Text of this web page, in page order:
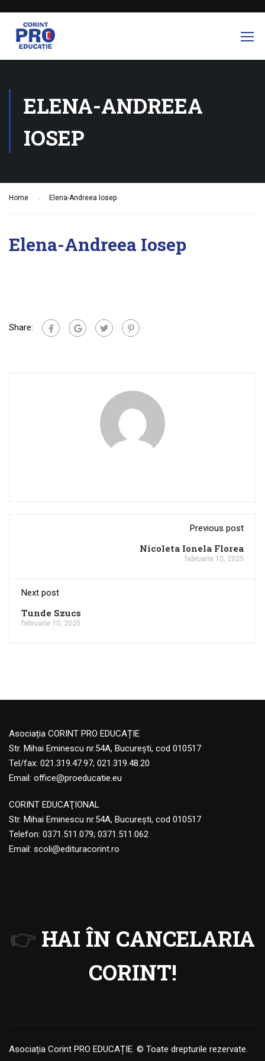
ELENA-ANDREEA
IOSEP
Home Elena-Andreea Iosep
Elena-Andreea Iosep
Share:
Previous post
Nicoleta Ionela Florea
februarie 10, 2025
Next post
Tunde Szucs
februarie 10, 2025
Asociația CORINT PRO EDUCAȚIE
Str. Mihai Eminescu nr.54A, București, cod 010517
Tel/fax: 021.319.47.97; 021.319.48.20
Email: office@proeducatie.eu
CORINT EDUCAŢIONAL
Str. Mihai Eminescu nr.54A, Bucureşti, cod 010517
Telefon: 0371.511.079; 0371.511.062
Email: scoli@edituracorint.ro
👉 HAI ÎN CANCELARIA
CORINT!
Asociația Corint PRO EDUCAȚIE. © Toate drepturile rezervate.